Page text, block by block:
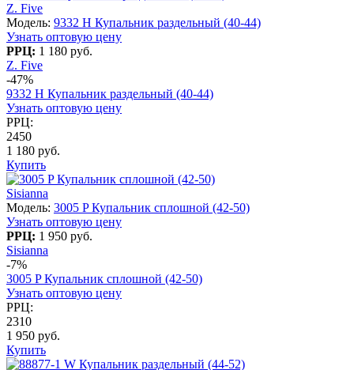
Z. Five
Модель: 9332 H Купальник раздельный (40-44)
Узнать оптовую цену
РРЦ: 1 180 руб.
Z. Five
-47%
9332 H Купальник раздельный (40-44)
Узнать оптовую цену
РРЦ:
2450
1 180 руб.
Купить
Sisianna
Модель: 3005 P Купальник сплошной (42-50)
Узнать оптовую цену
РРЦ: 1 950 руб.
Sisianna
-7%
3005 P Купальник сплошной (42-50)
Узнать оптовую цену
РРЦ:
2310
1 950 руб.
Купить